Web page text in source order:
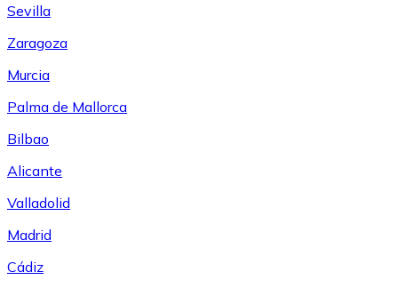
Sevilla
Zaragoza
Murcia
Palma de Mallorca
Bilbao
Alicante
Valladolid
Madrid
Cádiz